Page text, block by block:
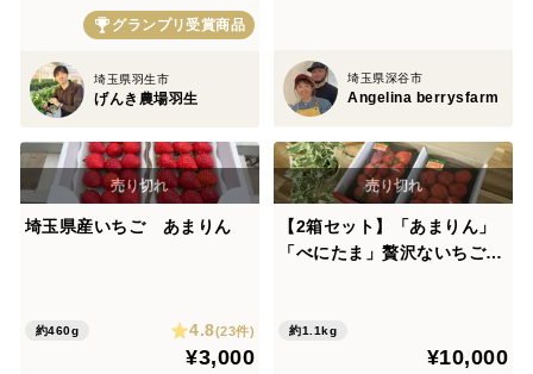
グランプリ受賞商品
埼玉県羽生市
げんき農場羽生
埼玉県深谷市
Angelina berrysfarm
埼玉県産いちご あまりん
約460g 4.8(23件)
¥3,000
【2箱セット】「あまりん」
「べにたま」贅沢ないちご食
約1.1kg
¥10,000